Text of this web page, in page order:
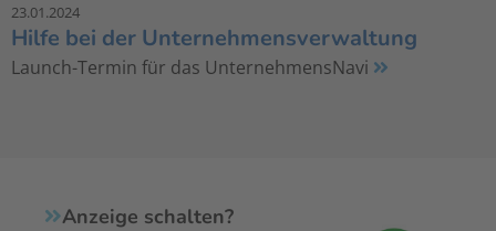
23.01.2024
Hilfe bei der Unternehmensverwaltung
Launch-Termin für das UnternehmensNavi
Anzeige schalten?